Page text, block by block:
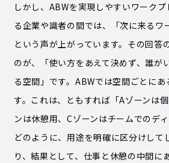
しかし、ABWを実現しやすいワーク
る企業や識者の間では、「次に来るワ
という声が上がっています。その回答
のが、「使い方をあえて決めず、誰が
る空間」です。ABWでは空間ごとに
す。これは、ともすれば「Aゾーンは
ンは休憩用、Cゾーンはチームでのデ
どのように、用途を明確に区分けして
り、結果として、仕事と休憩の中間に